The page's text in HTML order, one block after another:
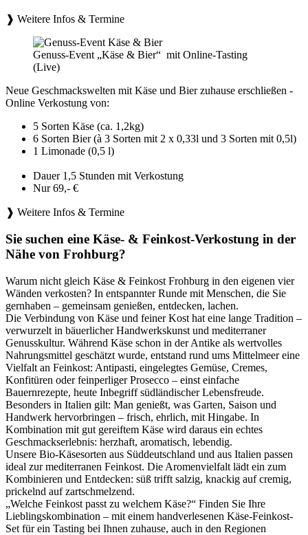
❱ Weitere Infos & Termine
Genuss-Event „Käse & Bier“ mit Online-Tasting
(Live)
Neue Geschmackswelten mit Käse und Bier zuhause erschließen -
Online Verkostung von:
5 Sorten Käse (ca. 1,2kg)
6 Sorten Bier (à 3 Sorten mit 2 x 0,33l und 3 Sorten mit 0,5l)
1 Limonade (0,5 l)
Dauer 1,5 Stunden mit Verkostung
Nur 69,- €
❱ Weitere Infos & Termine
Sie suchen eine Käse- & Feinkost-Verkostung in der
Nähe von Frohburg?
Warum nicht gleich Käse & Feinkost Frohburg in den eigenen vier
Wänden verkosten? In entspannter Runde mit Menschen, die Sie
gernhaben – gemeinsam genießen, entdecken, lachen.
Die Verbindung von Käse und feiner Kost hat eine lange Tradition –
verwurzelt in bäuerlicher Handwerkskunst und mediterraner
Genusskultur. Während Käse schon in der Antike als wertvolles
Nahrungsmittel geschätzt wurde, entstand rund ums Mittelmeer eine
Vielfalt an Feinkost: Antipasti, eingelegtes Gemüse, Cremes,
Konfitüren oder feinperliger Prosecco – einst einfache
Bauernrezepte, heute Inbegriff südländischer Lebensfreude.
Besonders in Italien gilt: Man genießt, was Garten, Saison und
Handwerk hervorbringen – frisch, ehrlich, mit Hingabe. In
Kombination mit gut gereiftem Käse wird daraus ein echtes
Geschmackserlebnis: herzhaft, aromatisch, lebendig.
Unsere Bio-Käsesorten aus Süddeutschland und aus Italien passen
ideal zur mediterranen Feinkost. Die Aromenvielfalt lädt ein zum
Kombinieren und Entdecken: süß trifft salzig, knackig auf cremig,
prickelnd auf zartschmelzend.
„Welche Feinkost passt zu welchem Käse?“ Finden Sie Ihre
Lieblingskombination – mit einem handverlesenen Käse-Feinkost-
Set für ein Tasting bei Ihnen zuhause, auch in den Regionen